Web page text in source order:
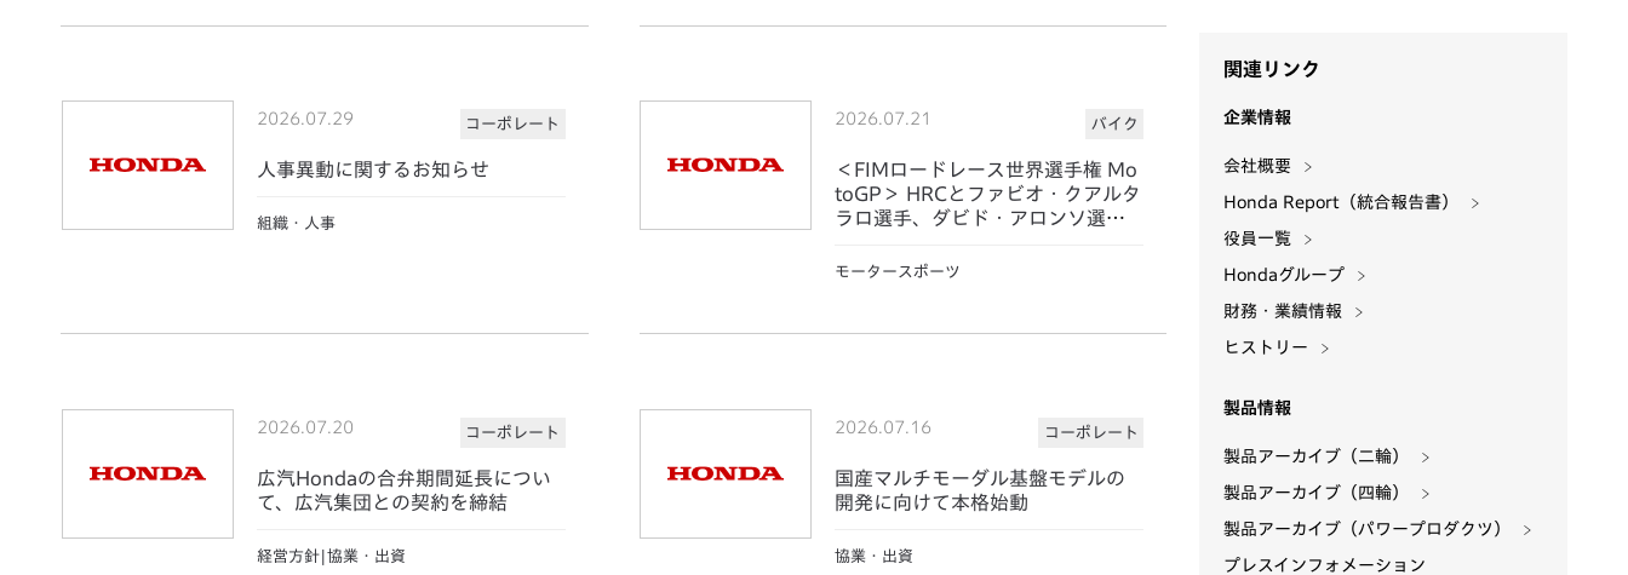
2026.07.29 コーポレート
人事異動に関するお知らせ
組織・人事
2026.07.21 バイク
＜FIMロードレース世界選手権 Mo
toGP＞ HRCとファビオ・クアルタ
ラロ選手、ダビド・アロンソ選手
モータースポーツ
2026.07.20 コーポレート
広汽Hondaの合弁期間延長につい
て、広汽集団との契約を締結
経営方針|協業・出資
2026.07.16 コーポレート
国産マルチモーダル基盤モデルの
開発に向けて本格始動
協業・出資
関連リンク
企業情報
会社概要
Honda Report（統合報告書）
役員一覧
Hondaグループ
財務・業績情報
ヒストリー
製品情報
製品アーカイブ（二輪）
製品アーカイブ（四輪）
製品アーカイブ（パワープロダクツ）
プレスインフォメーション